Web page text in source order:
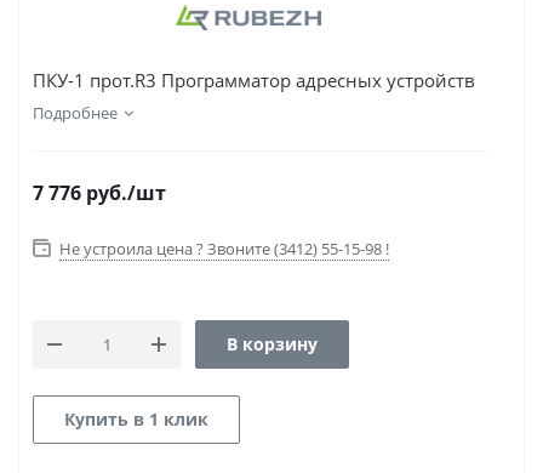
ПКУ-1 прот.R3 Программатор адресных устройств
Подробнее
7 776 руб./шт
Не устроила цена ? Звоните (3412) 55-15-98 !
В корзину
Купить в 1 клик